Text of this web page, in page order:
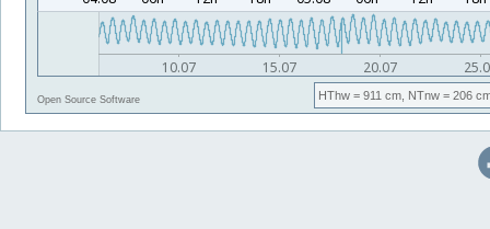
Open Source Software HThw = 911 cm, NTnw = 206